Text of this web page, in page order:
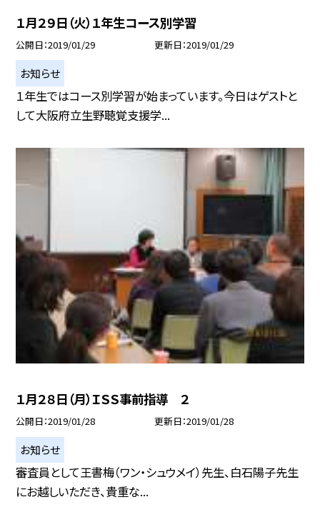
１月２９日（火）１年生コース別学習
公開日 2019/01/29 更新日 2019/01/29
お知らせ
１年生ではコース別学習が始まっています。今日はゲストと
して大阪府立生野聴覚支援学...
１月２８日（月）ＩＳＳ事前指導 ２
公開日 2019/01/28 更新日 2019/01/28
お知らせ
審査員として王書梅（ワン・シュウメイ）先生、白石陽子先生
にお越しいただき、貴重な...